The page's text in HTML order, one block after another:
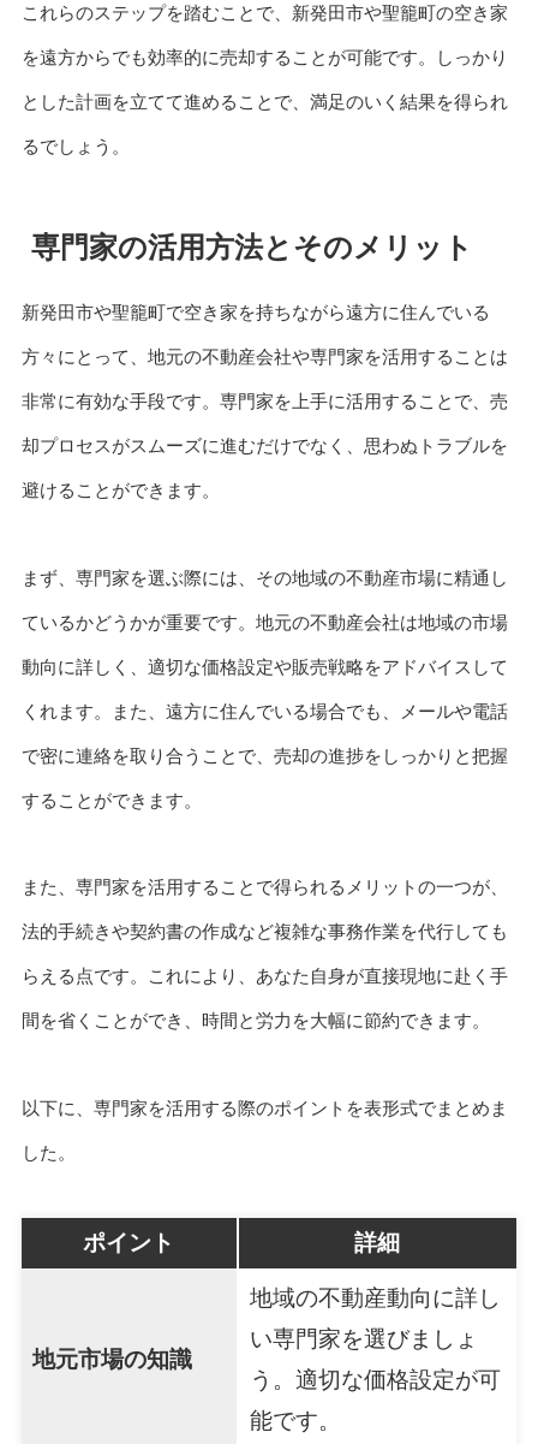
これらのステップを踏むことで、新発田市や聖籠町の空き家
を遠方からでも効率的に売却することが可能です。しっかり
とした計画を立てて進めることで、満足のいく結果を得られ
るでしょう。
専門家の活用方法とそのメリット
新発田市や聖籠町で空き家を持ちながら遠方に住んでいる
方々にとって、地元の不動産会社や専門家を活用することは
非常に有効な手段です。専門家を上手に活用することで、売
却プロセスがスムーズに進むだけでなく、思わぬトラブルを
避けることができます。
まず、専門家を選ぶ際には、その地域の不動産市場に精通し
ているかどうかが重要です。地元の不動産会社は地域の市場
動向に詳しく、適切な価格設定や販売戦略をアドバイスして
くれます。また、遠方に住んでいる場合でも、メールや電話
で密に連絡を取り合うことで、売却の進捗をしっかりと把握
することができます。
また、専門家を活用することで得られるメリットの一つが、
法的手続きや契約書の作成など複雑な事務作業を代行しても
らえる点です。これにより、あなた自身が直接現地に赴く手
間を省くことができ、時間と労力を大幅に節約できます。
以下に、専門家を活用する際のポイントを表形式でまとめま
した。
ポイント 詳細
地元市場の知識
地域の不動産動向に詳し
い専門家を選びましょ
う。適切な価格設定が可
能です。